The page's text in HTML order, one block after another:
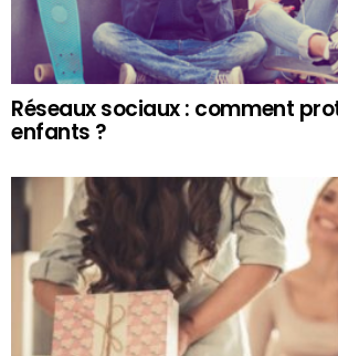
Réseaux sociaux : comment
enfants ?